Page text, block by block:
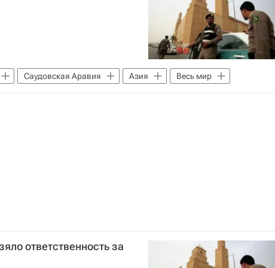
Саудовская Аравия Азия Весь мир
ответственность за